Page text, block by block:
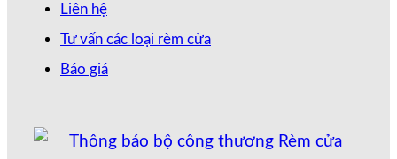
Liên hệ
Tư vấn các loại rèm cửa
Báo giá